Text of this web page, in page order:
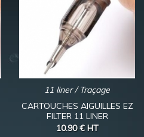
11 liner / Traçage
CARTOUCHES AIGUILLES EZ
FILTER 11 LINER
10.90 € HT